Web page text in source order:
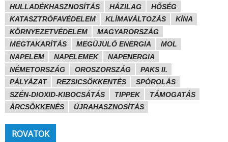
HULLADÉKHASZNOSÍTÁS
HÁZILAG
HŐSÉG
KATASZTRÓFAVÉDELEM
KLÍMAVÁLTOZÁS
KÍNA
KÖRNYEZETVÉDELEM
MAGYARORSZÁG
MEGTAKARÍTÁS
MEGÚJULÓ ENERGIA
MOL
NAPELEM
NAPELEMEK
NAPENERGIA
NÉMETORSZÁG
OROSZORSZÁG
PAKS II.
PÁLYÁZAT
REZSICSÖKKENTÉS
SPÓROLÁS
SZÉN-DIOXID-KIBOCSÁTÁS
TIPPEK
TÁMOGATÁS
ÁRCSÖKKENÉS
ÚJRAHASZNOSÍTÁS
ROVATOK